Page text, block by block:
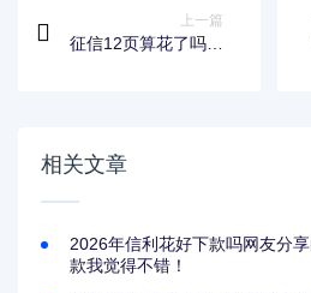
上一篇
征信12页算花了吗？
相关文章
2026年信利花好下款吗网友分
款我觉得不错！